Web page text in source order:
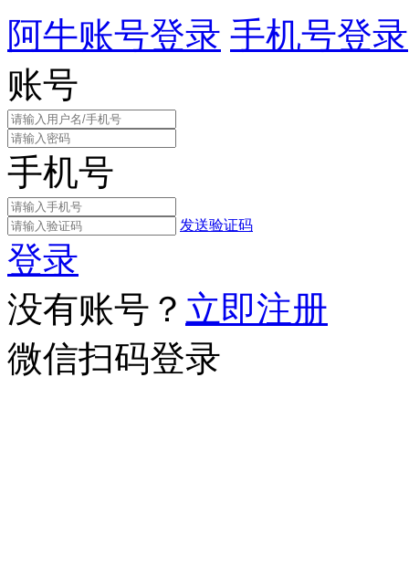
阿牛账号登录 手机号登录
账号
手机号
发送验证码
登录
没有账号？ 立即注册
微信扫码登录